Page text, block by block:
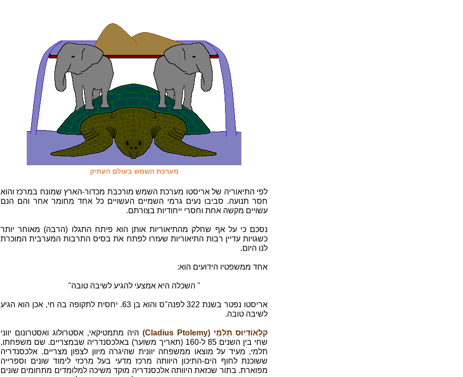
מערכת השמש בעולם העתיק
לפי התיאוריה של אריסטו מערכת השמש מורכבת מכדור-הארץ שמונח במרכז והוא
חסר תנועה. סביבו נעים גרמי השמיים העשויים כל אחד מחומר אחר והם הנם
עשויים מקשה אחת וחסרי ייחודיות בצורתם.
נסכם כי על אף שחלק מהתיאוריות אותן הוא פיתח התגלו (הרבה) מאוחר יותר
כשגויות עדיין רבות התיאוריות שעזרו לפתח את בסיס התרבות המערבית המוכרת
לנו היום.
אחד ממשפטיו הידועים הוא:
" השכלה היא אמצעי להגיע לשיבה טובה"
אריסטו נפטר בשנת 322 לפנה"ס והוא בן 63. יחסית לתקופה בה חי, אכן הוא הגיע
לשיבה טובה.
קְלָאוֹדִיוּס תַּלְמֵי (Cladius Ptolemy)
היה מתמטיקאי, אסטרולוג ואסטרונום יווני
שחי בין השנים 85 ל-160 (תאריך משוער) באלכסנדריה שבמצריים. שם משפחתו,
תלמי, מעיד על מוצאו ממשפחה יוונית שהיגרה מיוון לצפון מצריים. אלכסנדריה
ששוכנת לחוף הים-התיכון היוותה מרכז מדעי בעל מרכזי לימוד שונים וספרייה
מפוארת. בתור שכזאת היוותה אלכסנדריה מוקד משיכה למלומדים מתחומים שונים